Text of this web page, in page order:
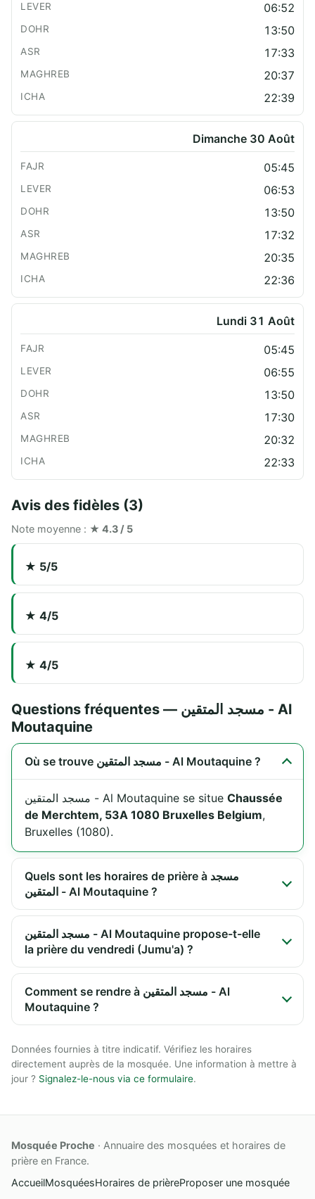
06:52
13:50
17:33
20:37
22:39
Dimanche 30 Août
05:45
06:53
13:50
17:32
20:35
22:36
Lundi 31 Août
05:45
06:55
13:50
17:30
20:32
22:33
Avis des fidèles (3)
Note moyenne : ★ 4.3 / 5
★ 5/5
★ 4/5
★ 4/5
Questions fréquentes — مسجد المتقين - Al
Moutaquine
Où se trouve مسجد المتقين - Al Moutaquine ?
مسجد المتقين - Al Moutaquine se situe Chaussée
de Merchtem, 53A 1080 Bruxelles Belgium,
Bruxelles (1080).
Quels sont les horaires de prière à مسجد
المتقين - Al Moutaquine ?
مسجد المتقين - Al Moutaquine propose-t-elle
la prière du vendredi (Jumu'a) ?
Comment se rendre à مسجد المتقين - Al
Moutaquine ?
Données fournies à titre indicatif. Vérifiez les horaires
directement auprès de la mosquée. Une information à mettre à
jour ? Signalez-le-nous via ce formulaire.
Mosquée Proche · Annuaire des mosquées et horaires de
prière en France.
AccueilMosquéesHoraires de prièreProposer une mosquée